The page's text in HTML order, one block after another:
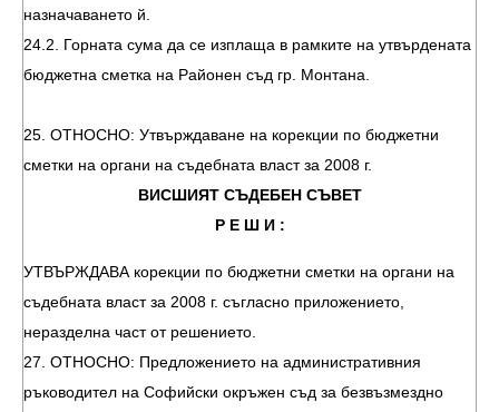
назначаването й.
24.2. Горната сума да се изплаща в рамките на утвърдената
бюджетна сметка на Районен съд гр. Монтана.
25. ОТНОСНО: Утвърждаване на корекции по бюджетни
сметки на органи на съдебната власт за 2008 г.
ВИСШИЯТ СЪДЕБЕН СЪВЕТ
Р Е Ш И :
УТВЪРЖДАВА корекции по бюджетни сметки на органи на
съдебната власт за 2008 г. съгласно приложението,
неразделна част от решението.
27. ОТНОСНО: Предложението на административния
ръководител на Софийски окръжен съд за безвъзмездно